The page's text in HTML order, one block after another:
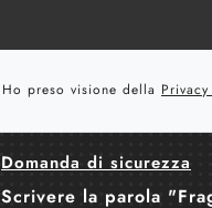
Ho preso visione della
Domanda di sicurezza
Scrivere la parola